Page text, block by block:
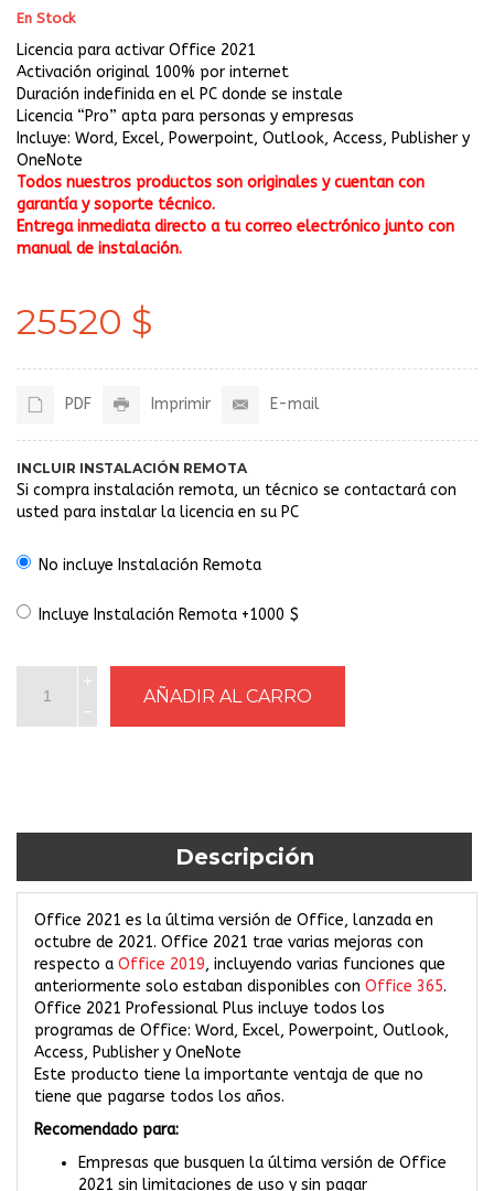
En Stock
Licencia para activar Office 2021
Activación original 100% por internet
Duración indefinida en el PC donde se instale
Licencia “Pro” apta para personas y empresas
Incluye: Word, Excel, Powerpoint, Outlook, Access, Publisher y
OneNote
Todos nuestros productos son originales y cuentan con
garantía y soporte técnico.
Entrega inmediata directo a tu correo electrónico junto con
manual de instalación.
25520 $
PDF Imprimir E-mail
INCLUIR INSTALACIÓN REMOTA
Si compra instalación remota, un técnico se contactará con
usted para instalar la licencia en su PC
No incluye Instalación Remota
Incluye Instalación Remota +1000 $
Descripción
Office 2021 es la última versión de Office, lanzada en
octubre de 2021. Office 2021 trae varias mejoras con
respecto a Office 2019, incluyendo varias funciones que
anteriormente solo estaban disponibles con Office 365.
Office 2021 Professional Plus incluye todos los
programas de Office: Word, Excel, Powerpoint, Outlook,
Access, Publisher y OneNote
Este producto tiene la importante ventaja de que no
tiene que pagarse todos los años.
Recomendado para:
Empresas que busquen la última versión de Office
2021 sin limitaciones de uso y sin pagar